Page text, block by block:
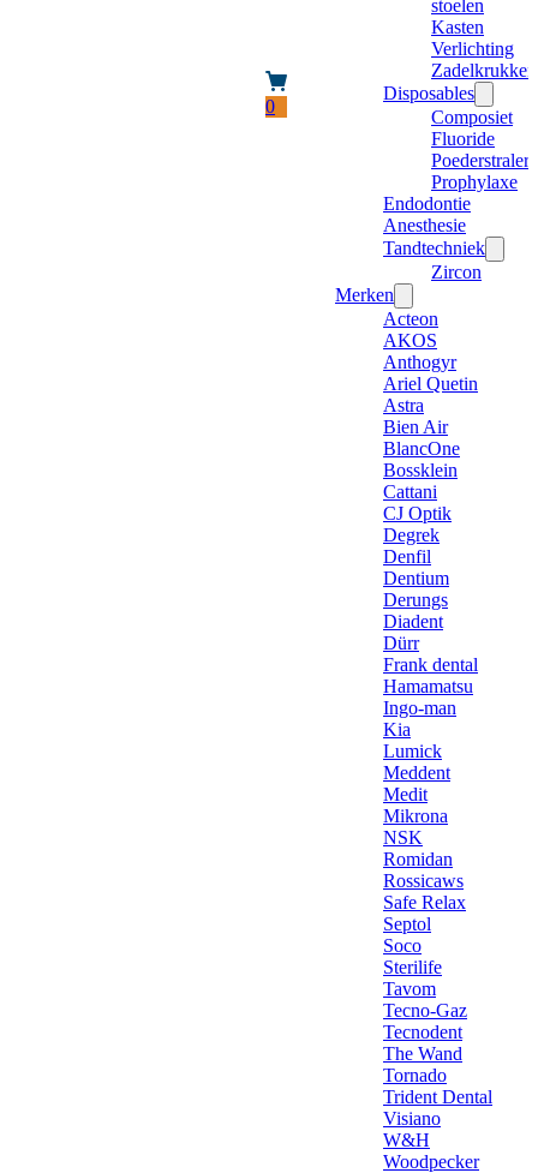
0
stoelen
Kasten
Verlichting
Zadelkrukken
Disposables
Composiet
Fluoride
Poederstraler
Prophylaxe
Endodontie
Anesthesie
Tandtechniek
Zircon
Merken
Acteon
AKOS
Anthogyr
Ariel Quetin
Astra
Bien Air
BlancOne
Bossklein
Cattani
CJ Optik
Degrek
Denfil
Dentium
Derungs
Diadent
Dürr
Frank dental
Hamamatsu
Ingo-man
Kia
Lumick
Meddent
Medit
Mikrona
NSK
Romidan
Rossicaws
Safe Relax
Septol
Soco
Sterilife
Tavom
Tecno-Gaz
Tecnodent
The Wand
Tornado
Trident Dental
Visiano
W&H
Woodpecker